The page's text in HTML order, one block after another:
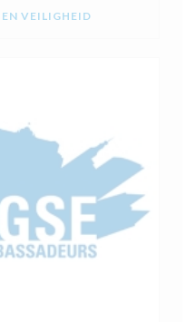
VEILIGHEID